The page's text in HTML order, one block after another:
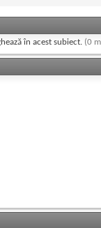
în acest subiect. (0